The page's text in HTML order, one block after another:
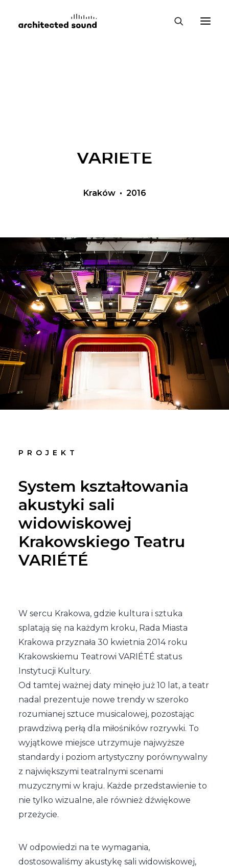
VARIÉTÉ
Kraków • 2016
PROJEKT
System kształtowania
akustyki sali
widowiskowej
Krakowskiego Teatru
VARIÉTÉ
W sercu Krakowa, gdzie kultura i sztuka
splatają się na każdym kroku, Rada Miasta
Krakowa przyznała 30 kwietnia 2014 roku
Krakowskiemu Teatrowi VARIÉTÉ status
Instytucji Kultury.
Od tamtej ważnej daty minęło już 10 lat, a teatr
nadal prezentuje nowe trendy w szeroko
rozumianej sztuce musicalowej, pozostając
prawdziwą perłą dla miłośników rozrywki. To
wyjątkowe miejsce utrzymuje najwyższe
standardy i poziom artystyczny porównywalny
z największymi teatralnymi scenami
muzycznymi w kraju. Każde przedstawienie to
nie tylko wizualne, ale również dźwiękowe
przeżycie.
W odpowiedzi na te wymagania,
dostosowaliśmy akustykę sali widowiskowej,